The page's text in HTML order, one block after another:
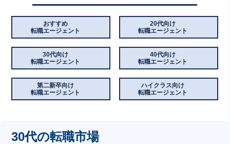
おすすめ
転職エージェント
20代向け
転職エージェント
30代向け
転職エージェント
40代向け
転職エージェント
第二新卒向け
転職エージェント
ハイクラス向け
転職エージェント
30代の転職市場